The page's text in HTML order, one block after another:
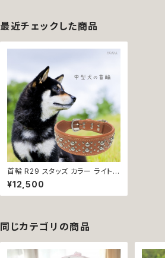
最近チェックした商品
首輪 R29 スタッズ カラー ライトブ
ラウン レザー 革 中型犬 お散歩
お出掛け 犬 ペット 送料無料 返品
交換不可
¥12,500
同じカテゴリの商品